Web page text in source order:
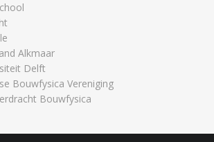
Alkmaar
Delft
Bouwfysica Vereniging
Bouwfysica